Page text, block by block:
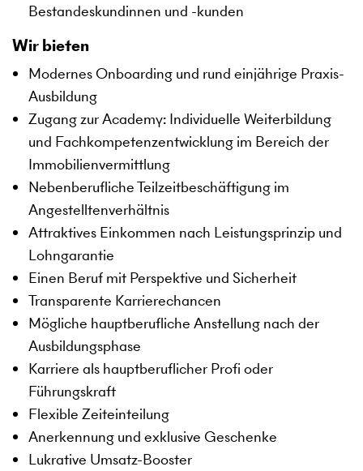
Bestandeskundinnen und -kunden
Wir bieten
Modernes Onboarding und rund einjährige Praxis-
Ausbildung
Zugang zur Academy: Individuelle Weiterbildung
und Fachkompetenzentwicklung im Bereich der
Immobilienvermittlung
Nebenberufliche Teilzeitbeschäftigung im
Angestelltenverhältnis
Attraktives Einkommen nach Leistungsprinzip und
Lohngarantie
Einen Beruf mit Perspektive und Sicherheit
Transparente Karrierechancen
Mögliche hauptberufliche Anstellung nach der
Ausbildungsphase
Karriere als hauptberuflicher Profi oder
Führungskraft
Flexible Zeiteinteilung
Anerkennung und exklusive Geschenke
Lukrative Umsatz-Booster